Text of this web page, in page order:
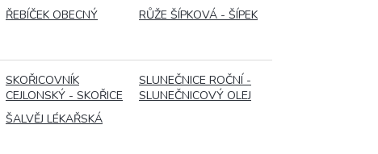
ŘEBÍČEK OBECNÝ RŮŽE ŠÍPKOVÁ - ŠÍPEK
SKOŘICOVNÍK
CEJLONSKÝ - SKOŘICE
SLUNEČNICE ROČNÍ -
SLUNEČNICOVÝ OLEJ
ŠALVĚJ LÉKAŘSKÁ